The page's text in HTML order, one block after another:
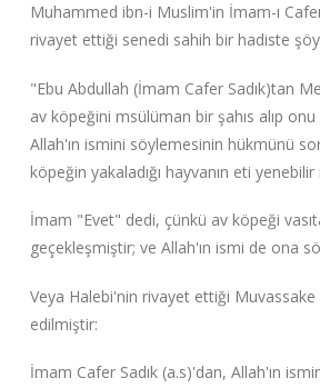
Muhammed ibn-i Muslim'in İmam-ı
rivayet ettiği senedi sahih bir hadiste
"Ebu Abdullah (İmam Cafer Sadık)tan
av köpeğini msülüman bir şahıs alıp
Allah'ın ismini söylemesinin hükmünü
köpeğin yakaladığı hayvanın eti yenebilir
İmam "Evet" dedi, çünkü av köpeği
geçekleşmiştir; ve Allah'ın ismi de ona
Veya Halebi'nin rivayet ettiği
edilmiştir:
İmam Cafer Sadık (a.s)'dan, Allah'ın